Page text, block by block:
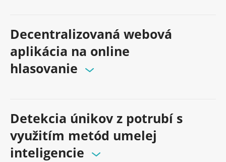
Decentralizovaná webová
aplikácia na online
hlasovanie
Detekcia únikov z potrubí s
využitím metód umelej
inteligencie